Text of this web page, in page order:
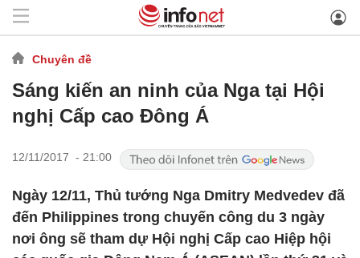
Chuyên đề
Sáng kiến an ninh của Nga tại Hội
nghị Cấp cao Đông Á
12/11/2017 - 21:00
Ngày 12/11, Thủ tướng Nga Dmitry Medvedev đã
đến Philippines trong chuyến công du 3 ngày
nơi ông sẽ tham dự Hội nghị Cấp cao Hiệp hội